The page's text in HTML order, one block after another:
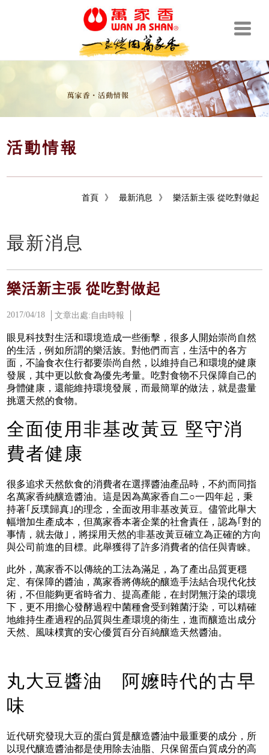
活動情報
樂活新主張 從吃對做起
》
最新消息
》
首頁
最新消息
樂活新主張 從吃對做起
2017/04/18 文章出處:自由時報
眼見科技對生活和環境造成一些衝擊，很多人開始崇尚自然
的生活，例如所謂的樂活族。對他們而言，生活中的各方
面，不論食衣住行都要崇尚自然，以維持自己和環境的健康
發展，其中更以飲食為優先考量。吃對食物不只保障自己的
身體健康，還能維持環境發展，而最簡單的做法，就是盡量
挑選天然的食物。
全面使用非基改黃豆 堅守消
費者健康
很多追求天然飲食的消費者在選擇醬油產品時，不約而同指
名萬家香純釀造醬油。這是因為萬家香自二○一四年起，秉
持著｢反璞歸真｣的理念，全面改用非基改黃豆。儘管此舉大
幅增加生產成本，但萬家香本著企業的社會責任，認為｢對的
事情，就去做｣，將採用天然的非基改黃豆確立為正確的方向
與公司前進的目標。此舉獲得了許多消費者的信任與青睞。
此外，萬家香不以傳統的工法為滿足，為了產出品質更穩
定、有保障的醬油，萬家香將傳統的釀造手法結合現代化技
術，不但能夠更省時省力、提高產能，在封閉無汙染的環境
下，更不用擔心發酵過程中菌種會受到雜菌汙染，可以精確
地維持生產過程的品質與生產環境的衛生，進而釀造出成分
天然、風味樸實的安心優質百分百純釀造天然醬油。
丸大豆醬油 阿嬤時代的古早
味
近代研究發現大豆的蛋白質是釀造醬油中最重要的成分，所
以現代釀造醬油都是使用除去油脂、只保留蛋白質成分的高